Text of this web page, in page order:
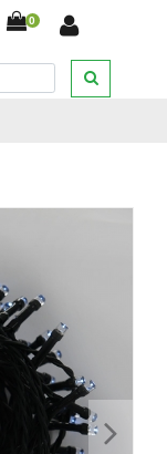
0
ENERGIA
BIANCO
>